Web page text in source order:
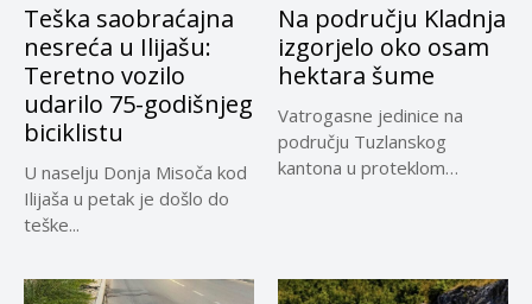
Teška saobraćajna
nesreća u Ilijašu:
Teretno vozilo
udarilo 75-godišnjeg
biciklistu
U naselju Donja Misoča kod
Ilijaša u petak je došlo do
teške...
Na području Kladnja
izgorjelo oko osam
hektara šume
Vatrogasne jedinice na
području Tuzlanskog
kantona u proteklom